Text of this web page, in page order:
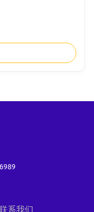
系我们